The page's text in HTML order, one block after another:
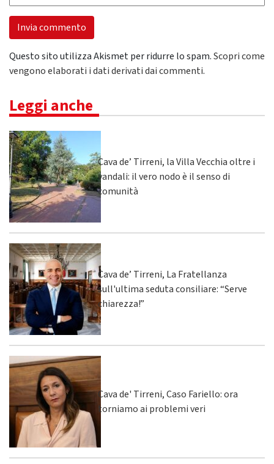
Questo sito utilizza Akismet per ridurre lo spam.Scopri come
vengono elaborati i dati derivati dai commenti.
Leggi anche
Cava de’ Tirreni, la Villa Vecchia oltre i
vandali: il vero nodo è il senso di
comunità
Cava de’ Tirreni, La Fratellanza
sull'ultima seduta consiliare: “Serve
chiarezza!”
Cava de' Tirreni, Caso Fariello: ora
torniamo ai problemi veri